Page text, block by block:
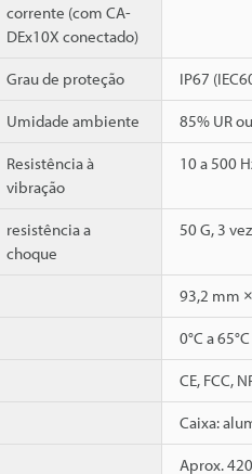
corrente (com CA-
DEx10X conectado)
Grau de proteção IP67
Umidade ambiente 85% UR
Resistência à
vibração
10 a 500
resistência a
choque
50 G, 3
93,2 mm
0°C a 65°C
CE, FCC,
Caixa:
Aprox.